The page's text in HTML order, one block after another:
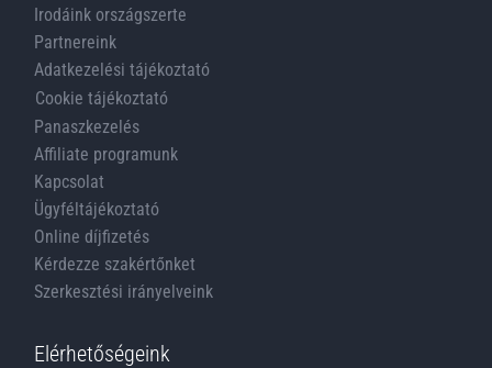
Irodáink országszerte
Partnereink
Adatkezelési tájékoztató
Cookie tájékoztató
Panaszkezelés
Affiliate programunk
Kapcsolat
Ügyféltájékoztató
Online díjfizetés
Kérdezze szakértőnket
Szerkesztési irányelveink
Elérhetőségeink